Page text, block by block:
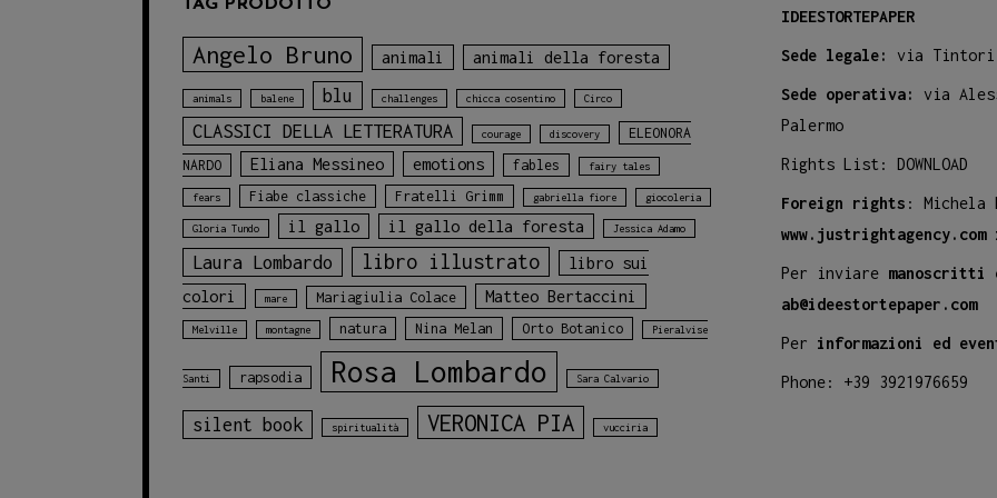
TAG PRODOTTO
Angelo Bruno animali animali della foresta
animals balene blu challenges chicca cosentino Circo
CLASSICI DELLA LETTERATURA courage discovery
ELEONORA
NARDO
Eliana Messineo emotions fables fairy tales
fears Fiabe classiche Fratelli Grimm gabriella fiore giocoleria
Gloria Tundo il gallo il gallo della foresta Jessica Adamo
Laura Lombardo libro illustrato
libro sui
colori
mare Mariagiulia Colace Matteo Bertaccini
Melville montagne natura Nina Melan Orto Botanico Pieralvise
Santi rapsodia Rosa Lombardo Sara Calvario
silent book spiritualità VERONICA PIA vucciria
IDEESTORTEPAPER
Sede legale: via Tintori
Sede operativa:
via
Palermo
Rights List: DOWNLOAD
Foreign rights :
www.justrightagency.com
Per inviare
ab@ideestortepaper.com
Per informazioni ed
Phone: +39 3921976659